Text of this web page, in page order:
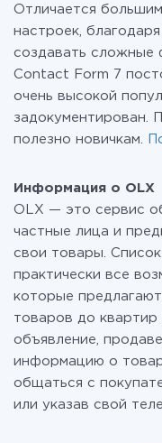
Отличается
настроек,
создавать сложные
Contact Form 7
очень высокой
задокументирован.
полезно новичкам.
Информация о OLX
OLX — это сервис
частные лица и
свои товары.
практически все
которые
товаров до квартир
объявление,
информацию о
общаться с
или указав свой